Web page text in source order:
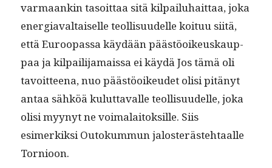
var­maankin tasoit­taa sitä kil­pailuhait­taa, joka
ener­giaval­taiselle teol­lisu­udelle koituu siitä,
että Euroopas­sa käy­dään päästöoikeuskaup­
paa ja kil­pail­i­ja­mais­sa ei käy­dä Jos tämä oli
tavoit­teena, nuo päästöoikeudet olisi pitänyt
antaa sähköä kulut­tavalle teol­lisu­udelle, joka
olisi myynyt ne voimalaitok­sille. Siis
esimerkik­si Out­okum­mun jalosteräste­htaalle
Tornioon.